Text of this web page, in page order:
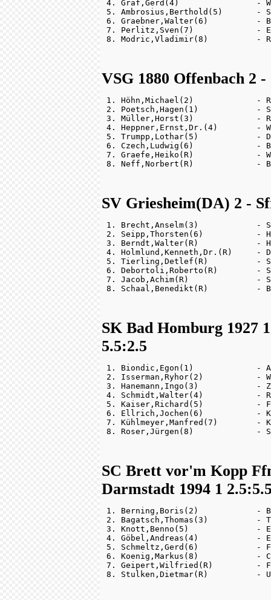
4. Graf,Gerd(4)                -
5. Ambrosius,Berthold(5)       -
6. Graebner,Walter(6)          -
7. Perlitz,Sven(7)             -
VSG 1880 Offenbach 2
1. Höhn,Michael(2)             -
2. Poetsch,Hagen(1)            -
3. Müller,Horst(3)             -
4. Heppner,Ernst,Dr.(4)        -
5. Trumpp,Lothar(5)
6. Czech,Ludwig(6)             -
7. Graefe,Heiko(R)             -
SV Griesheim(DA) 2 -
1. Brecht,Anselm(3)            -
2. Seipp,Thorsten(6)           -
3. Berndt,Walter(R)            -
4. Holmlund,Kenneth,Dr.(R)     -
5. Tierling,Detlef(R)          -
6. Debortoli,Roberto(R)        -
7. Jacob,Achim(R)              -
SK Bad Homburg 1927
5.5:2.5
1. Biondic,Egon(1)             -
2. Isserman,Ryhor(2)           -
3. Hanemann,Ingo(3)            -
4. Schmidt,Walter(4)           -
5. Kaiser,Richard(5)           -
6. Ellrich,Jochen(6)           -
7. Kühlmeyer,Manfred(7)        -
SC Brett vor'm Kopp
Darmstadt 1994 1
1. Berning,Boris(2)            -
2. Bagatsch,Thomas(3)          -
3. Knott,Benno(5)              -
4. Göbel,Andreas(4)            -
5. Schmeltz,Gerd(6)            -
6. Koenig,Markus(8)            -
7. Geipert,Wilfried(R)         -